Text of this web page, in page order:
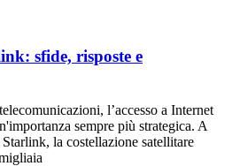
sfide, risposte e
l’accesso a Internet
sempre più strategica. A
la costellazione satellitare